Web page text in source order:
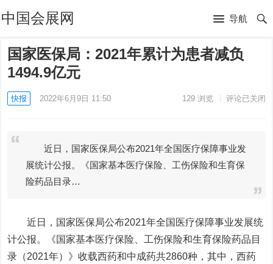
中国会展网 导航
国家医保局：2021年累计为患者减负
1494.9亿元
快报 2022年6月9日 11:50 129浏览 评论已关闭
近日，国家医保局公布2021年全国医疗保障事业发
展统计公报。《国家基本医疗保险、工伤保险和生育保
险药品目录…
近日，国家医保局公布2021年全国医疗保障事业发展统
计公报。《国家基本医疗保险、工伤保险和生育保险药品目
录（2021年）》收载西药和中成药共2860种，其中，西药